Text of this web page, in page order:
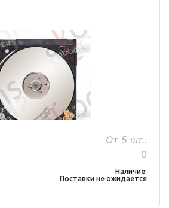
От 5 шт.:
0
Наличие:
Поставки не ожидается